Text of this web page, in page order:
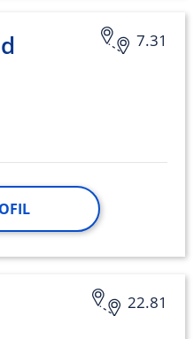
7.31
22.81